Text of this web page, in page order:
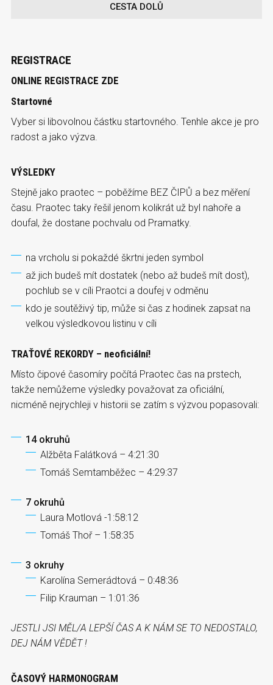
CESTA DOLŮ
REGISTRACE
ONLINE REGISTRACE ZDE
Startovné
Vyber si libovolnou částku startovného. Tenhle akce je pro
radost a jako výzva.
VÝSLEDKY
Stejně jako praotec – poběžíme BEZ ČIPŮ a bez měření
času. Praotec taky řešil jenom kolikrát už byl nahoře a
doufal, že dostane pochvalu od Pramatky.
na vrcholu si pokaždé škrtni jeden symbol
až jich budeš mít dostatek (nebo až budeš mít dost),
pochlub se v cíli Praotci a doufej v odměnu
kdo je soutěživý tip, může si čas z hodinek zapsat na
velkou výsledkovou listinu v cíli
TRAŤOVÉ REKORDY – neoficiální!
Místo čipové časomíry počítá Praotec čas na prstech,
takže nemůžeme výsledky považovat za oficiální,
nicméně nejrychleji v historii se zatím s výzvou popasovali:
14 okruhů
Alžběta Falátková – 4:21:30
Tomáš Semtamběžec – 4:29:37
7 okruhů
Laura Motlová -1:58:12
Tomáš Thoř – 1:58:35
3 okruhy
Karolína Semerádtová – 0:48:36
Filip Krauman – 1:01:36
JESTLI JSI MĚL/A LEPŠÍ ČAS A K NÁM SE TO NEDOSTALO,
DEJ NÁM VĚDĚT !
ČASOVÝ HARMONOGRAM